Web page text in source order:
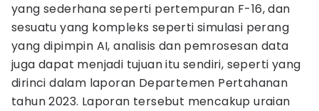
yang sederhana seperti pertempuran F-16, dan
sesuatu yang kompleks seperti simulasi perang
yang dipimpin AI, analisis dan pemrosesan data
juga dapat menjadi tujuan itu sendiri, seperti yang
dirinci dalam laporan Departemen Pertahanan
tahun 2023. Laporan tersebut mencakup uraian